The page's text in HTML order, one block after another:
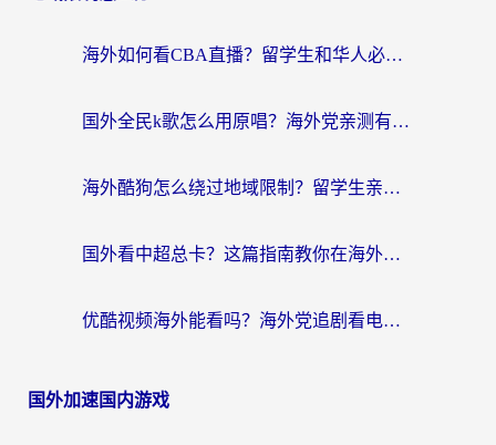
海外如何看CBA直播？留学生和华人必看的无卡顿观赛指南
国外全民k歌怎么用原唱？海外党亲测有效的回国加速解决方案
海外酷狗怎么绕过地域限制？留学生亲测有效的回国加速器选择指南
国外看中超总卡？这篇指南教你在海外流畅看体育赛事+中文解说（附避坑技巧）
优酷视频海外能看吗？海外党追剧看电影的终极解决方案来了
国外加速国内游戏